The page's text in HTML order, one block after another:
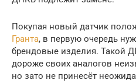
Покупая новый датчик
Гранта, в первую очередь
брендовые изделия. Такой
дороже своих аналогов
но зато не принесёт